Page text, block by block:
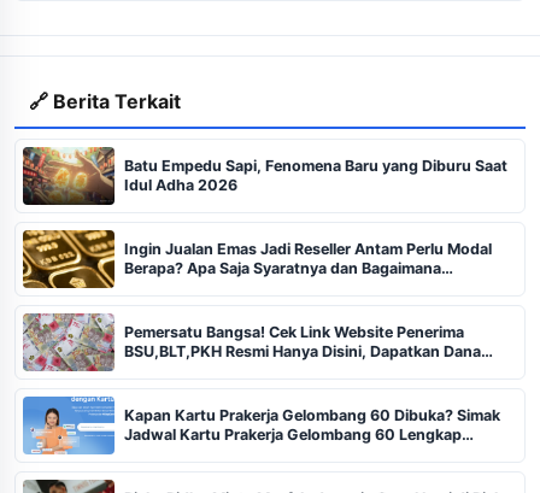
🔗 Berita Terkait
Batu Empedu Sapi, Fenomena Baru yang Diburu Saat
Idul Adha 2026
Ingin Jualan Emas Jadi Reseller Antam Perlu Modal
Berapa? Apa Saja Syaratnya dan Bagaimana
Pemersatu Bangsa! Cek Link Website Penerima
BSU,BLT,PKH Resmi Hanya Disini, Dapatkan Dana
Kapan Kartu Prakerja Gelombang 60 Dibuka? Simak
Jadwal Kartu Prakerja Gelombang 60 Lengkap